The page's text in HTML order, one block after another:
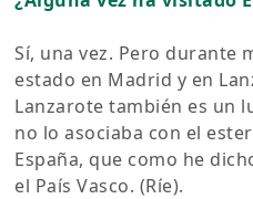
Sí, una vez. Pero durante
estado en Madrid y en
Lanzarote también es un
no lo asociaba con el
España, que como he
el País Vasco. (Ríe).